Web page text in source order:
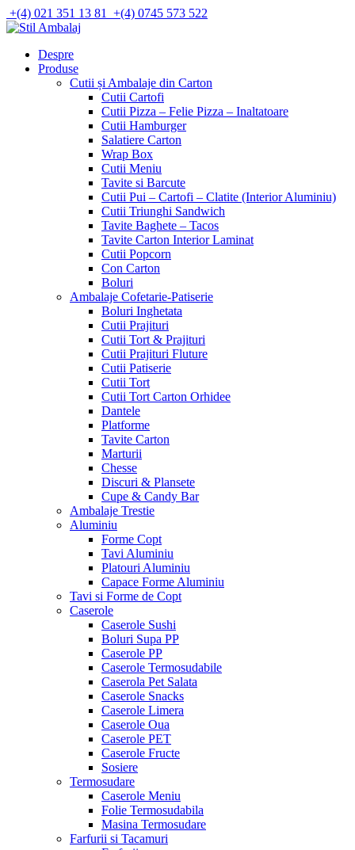
Skip
to
+(4) 021 351 13 81 +(4) 0745 573 522
Despre
Produse
Cutii și Ambalaje din Carton
Cutii Cartofi
Cutii Pizza – Felie Pizza – Inaltatoare
Cutii Hamburger
Salatiere Carton
Wrap Box
Cutii Meniu
Tavite si Barcute
Cutii Pui – Cartofi – Clatite (Interior Aluminiu)
Cutii Triunghi Sandwich
Tavite Baghete – Tacos
Tavite Carton Interior Laminat
Cutii Popcorn
Con Carton
Boluri
Ambalaje Cofetarie-Patiserie
Boluri Inghetata
Cutii Prajituri
Cutii Tort & Prajituri
Cutii Prajituri Fluture
Cutii Patiserie
Cutii Tort
Cutii Tort Carton Orhidee
Dantele
Platforme
Tavite Carton
Marturii
Chesse
Discuri & Plansete
Cupe & Candy Bar
Ambalaje Trestie
Aluminiu
Forme Copt
Tavi Aluminiu
Platouri Aluminiu
Capace Forme Aluminiu
Tavi si Forme de Copt
Caserole
Caserole Sushi
Boluri Supa PP
Caserole PP
Caserole Termosudabile
Caserola Pet Salata
Caserole Snacks
Caserole Limera
Caserole Oua
Caserole PET
Caserole Fructe
Sosiere
Termosudare
Caserole Meniu
Folie Termosudabila
Masina Termosudare
Farfurii si Tacamuri